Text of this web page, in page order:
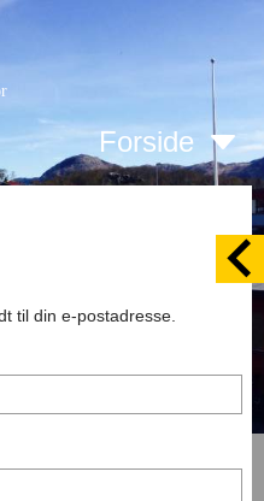
Forside
til din e-postadresse.